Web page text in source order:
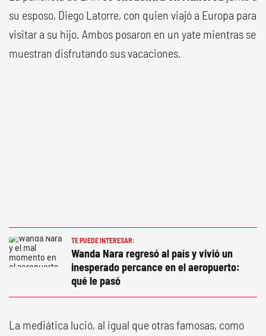
su esposo, Diego Latorre, con quien viajó a Europa para
visitar a su hijo. Ambos posaron en un yate mientras se
muestran disfrutando sus vacaciones.
TE PUEDE INTERESAR:
Wanda Nara regresó al país y vivió un
inesperado percance en el aeropuerto:
qué le pasó
La mediática lució, al igual que otras famosas, como